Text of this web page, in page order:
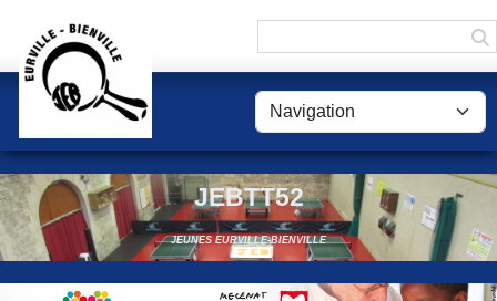
JEBTT52
JEUNES EURVILLE-BIENVILLE